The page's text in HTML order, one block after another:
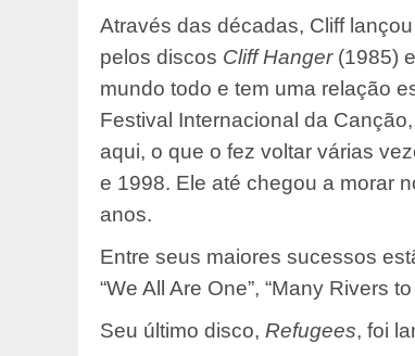
Através das décadas, Cliff
pelos discos Cliff Hanger(1985) e
mundo todo e tem uma relação
Festival Internacional da
aqui, o que o fez voltar várias
e 1998. Ele até chegou a morar
anos.
Entre seus maiores sucessos
“We All Are One”, “Many Rivers
Seu último disco, Refugees, foi